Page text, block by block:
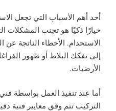
أحد أهم الأسباب التي تجعل
خيارًا ذكيًا هو تجنب المشكلات
الاستخدام. الأخطاء الناتجة
إلى تفكك البلاط أو ظهور
الأرضيات.
أما عند تنفيذ العمل بواسطة
التركيب تتم وفق معايير فنية